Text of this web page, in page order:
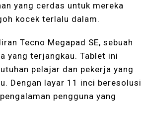
yang cerdas untuk mereka
kocek terlalu dalam.
Tecno Megapad SE, sebuah
yang terjangkau. Tablet ini
pelajar dan pekerja yang
Dengan layar 11 inci beresolusi
pengguna yang